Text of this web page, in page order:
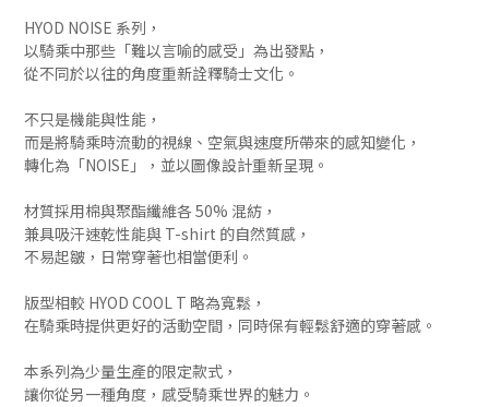
HYOD NOISE 系列，
以騎乘中那些「難以言喻的感受」為出發點，
從不同於以往的角度重新詮釋騎士文化。
不只是機能與性能，
而是將騎乘時流動的視線、空氣與速度所帶來的感知變化，
轉化為「NOISE」，並以圖像設計重新呈現。
材質採用棉與聚酯纖維各 50% 混紡，
兼具吸汗速乾性能與 T-shirt 的自然質感，
不易起皺，日常穿著也相當便利。
版型相較 HYOD COOL T 略為寬鬆，
在騎乘時提供更好的活動空間，同時保有輕鬆舒適的穿著感。
本系列為少量生產的限定款式，
讓你從另一種角度，感受騎乘世界的魅力。